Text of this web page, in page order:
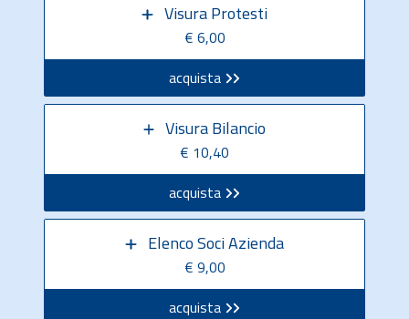
Visura Protesti
€ 6,00
acquista
Visura Bilancio
€ 10,40
acquista
Elenco Soci Azienda
€ 9,00
acquista